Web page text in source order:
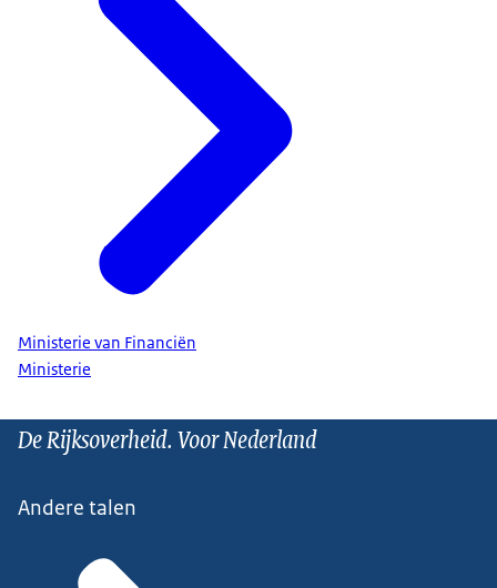
Ministerie van Financiën
Ministerie
De Rijksoverheid. Voor Nederland
Andere talen